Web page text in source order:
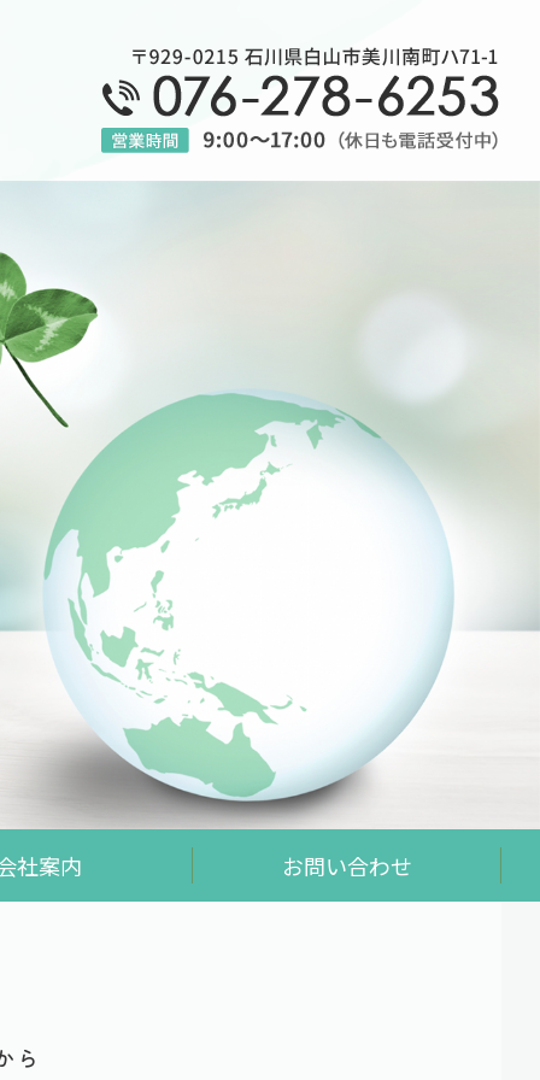
なら｜石川県白山市美川の山口管
社案内 お問い合わせ
ら